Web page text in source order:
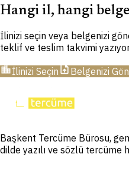
Hangi il, hangi
İlinizi seçin veya belgenizi
teklif ve teslim takvimi
location_cityİlinizi Seçinupload_fileBelgenizi
Başkent Tercüme Bürosu,
dilde yazılı ve sözlü tercüme